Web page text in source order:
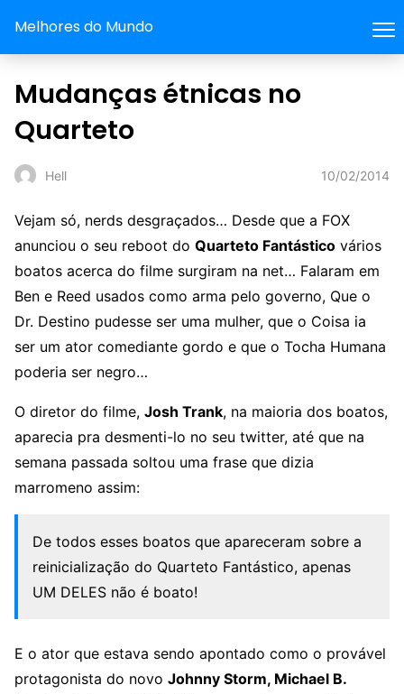
Melhores do Mundo
Mudanças étnicas no
Quarteto
Hell 10/02/2014
Vejam só, nerds desgraçados… Desde que a FOX
anunciou o seu reboot do Quarteto Fantástico vários
boatos acerca do filme surgiram na net… Falaram em
Ben e Reed usados como arma pelo governo, Que o
Dr. Destino pudesse ser uma mulher, que o Coisa ia
ser um ator comediante gordo e que o Tocha Humana
poderia ser negro…
O diretor do filme, Josh Trank, na maioria dos boatos,
aparecia pra desmenti-lo no seu twitter, até que na
semana passada soltou uma frase que dizia
marromeno assim:
De todos esses boatos que apareceram sobre a
reinicialização do Quarteto Fantástico, apenas
UM DELES não é boato!
E o ator que estava sendo apontado como o provável
protagonista do novo Johnny Storm, Michael B.